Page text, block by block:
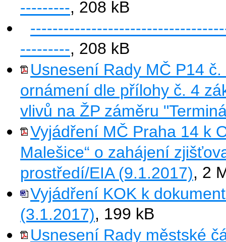
---------, 208 kB
---------, 208 kB
Usnesení Rady MČ P14
ornámení dle přílohy č. 4
vlivů na ŽP záměru
Vyjádření MČ Praha 14 k
Malešice“ o zahájení
prostředí/EIA (9.1.2017), 2
Vyjádření KOK k
(3.1.2017), 199 kB
Usnesení Rady městské